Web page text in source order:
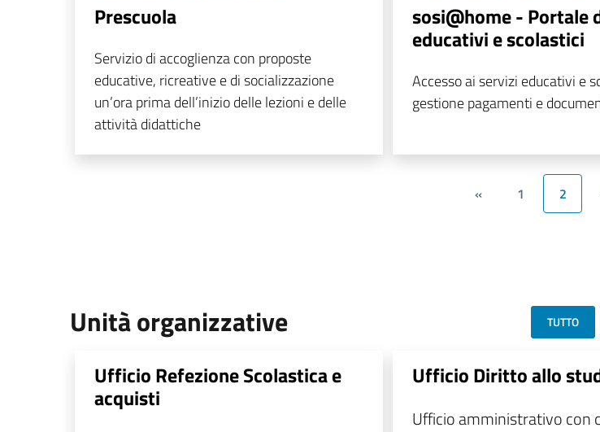
Prescuola
Servizio di accoglienza con proposte
educative, ricreative e di socializzazione
un’ora prima dell’inizio delle lezioni e delle
attività didattiche
sosi@home - Portale
educativi e scolastici
Accesso ai servizi educativi e
gestione pagamenti e
« 1 2
Unità organizzative TUTTO
Ufficio Refezione Scolastica e
acquisti
Ufficio Diritto allo
Ufficio amministrativo con